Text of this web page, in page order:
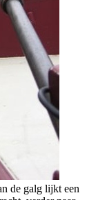
de galg lijkt een